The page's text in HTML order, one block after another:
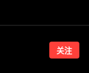
关注